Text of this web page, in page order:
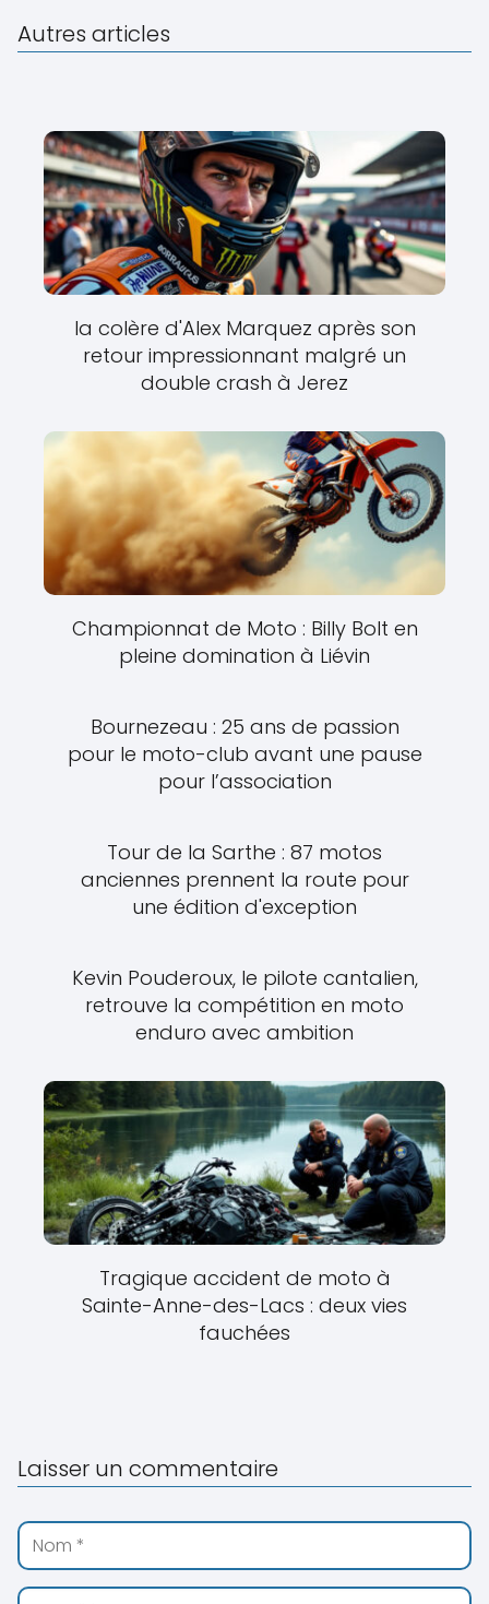
Autres articles
la colère d'Alex Marquez après son
retour impressionnant malgré un
double crash à Jerez
Championnat de Moto : Billy Bolt en
pleine domination à Liévin
Bournezeau : 25 ans de passion
pour le moto-club avant une pause
pour l’association
Tour de la Sarthe : 87 motos
anciennes prennent la route pour
une édition d'exception
Kevin Pouderoux, le pilote cantalien,
retrouve la compétition en moto
enduro avec ambition
Tragique accident de moto à
Sainte-Anne-des-Lacs : deux vies
fauchées
Laisser un commentaire